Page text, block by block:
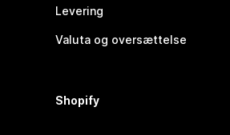
Levering
Valuta og oversættelse
Shopify